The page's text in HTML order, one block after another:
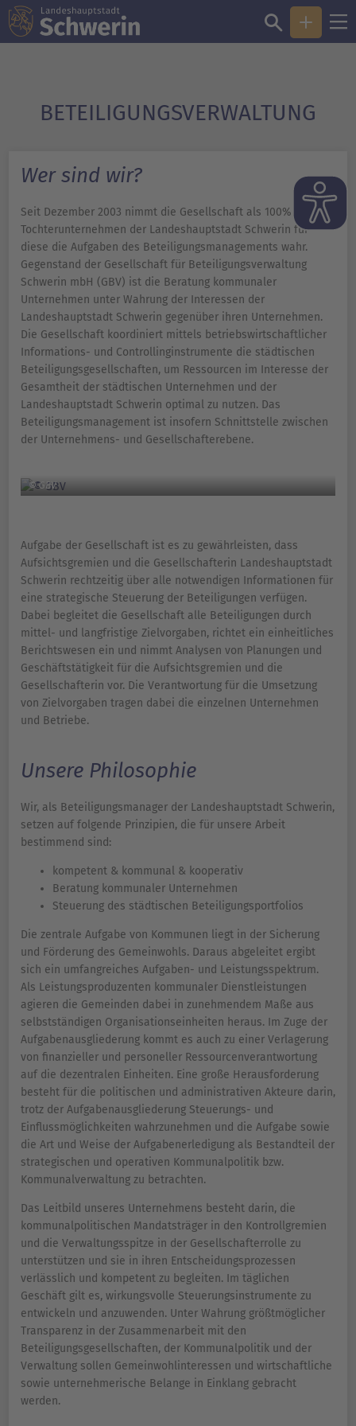
BETEILIGUNGS­VERWALTUNG
Wer sind wir?
Seit Dezember 2003 nimmt die Gesellschaft als 100%iges
Tochterunternehmen der Landeshauptstadt Schwerin für
diese die Aufgaben des Beteiligungsmanagements wahr.
Gegenstand der Gesellschaft für Beteiligungsverwaltung
Schwerin mbH (GBV) ist die Beratung kommunaler
Unternehmen unter Wahrung der Interessen der
Landeshauptstadt Schwerin gegenüber ihren Unternehmen.
Die Gesellschaft koordiniert mittels betriebswirtschaftlicher
Informations- und Controllinginstrumente die städtischen
Beteiligungsgesellschaften, um Ressourcen im Interesse der
Gesamtheit der städtischen Unternehmen und der
Landeshauptstadt Schwerin optimal zu nutzen. Das
Beteiligungsmanagement ist insofern Schnittstelle zwischen
der Unternehmens- und Gesellschafterebene.
© GBV
Aufgabe der Gesellschaft ist es zu gewährleisten, dass
Aufsichtsgremien und die Gesellschafterin Landeshauptstadt
Schwerin rechtzeitig über alle notwendigen Informationen für
eine strategische Steuerung der Beteiligungen verfügen.
Dabei begleitet die Gesellschaft alle Beteiligungen durch
mittel- und langfristige Zielvorgaben, richtet ein einheitliches
Berichtswesen ein und nimmt Analysen von Planungen und
Geschäftstätigkeit für die Aufsichtsgremien und die
Gesellschafterin vor. Die Verantwortung für die Umsetzung
von Zielvorgaben tragen dabei die einzelnen Unternehmen
und Betriebe.
Unsere Philosophie
Wir, als Beteiligungsmanager der Landeshauptstadt Schwerin,
setzen auf folgende Prinzipien, die für unsere Arbeit
bestimmend sind:
kompetent & kommunal & kooperativ
Beratung kommunaler Unternehmen
Steuerung des städtischen Beteiligungsportfolios
Die zentrale Aufgabe von Kommunen liegt in der Sicherung
und Förderung des Gemeinwohls. Daraus abgeleitet ergibt
sich ein umfangreiches Aufgaben- und Leistungsspektrum.
Als Leistungsproduzenten kommunaler Dienstleistungen
agieren die Gemeinden dabei in zunehmendem Maße aus
selbstständigen Organisationseinheiten heraus. Im Zuge der
Aufgabenausgliederung kommt es auch zu einer Verlagerung
von finanzieller und personeller Ressourcenverantwortung
auf die dezentralen Einheiten. Eine große Herausforderung
besteht für die politischen und administrativen Akteure darin,
trotz der Aufgabenausgliederung Steuerungs- und
Einflussmöglichkeiten wahrzunehmen und die Aufgabe sowie
die Art und Weise der Aufgabenerledigung als Bestandteil der
strategischen und operativen Kommunalpolitik bzw.
Kommunalverwaltung zu betrachten.
Das Leitbild unseres Unternehmens besteht darin, die
kommunalpolitischen Mandatsträger in den Kontrollgremien
und die Verwaltungsspitze in der Gesellschafterrolle zu
unterstützen und sie in ihren Entscheidungsprozessen
verlässlich und kompetent zu begleiten. Im täglichen
Geschäft gilt es, wirkungsvolle Steuerungsinstrumente zu
entwickeln und anzuwenden. Unter Wahrung größtmöglicher
Transparenz in der Zusammenarbeit mit den
Beteiligungsgesellschaften, der Kommunalpolitik und der
Verwaltung sollen Gemeinwohlinteressen und wirtschaftliche
sowie unternehmerische Belange in Einklang gebracht
werden.